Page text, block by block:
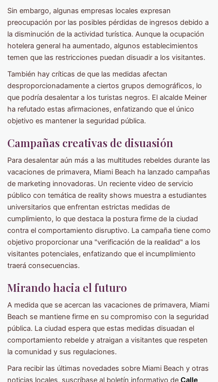
Sin embargo, algunas empresas locales expresan
preocupación por las posibles pérdidas de ingresos debido a
la disminución de la actividad turística. Aunque la ocupación
hotelera general ha aumentado, algunos establecimientos
temen que las restricciones puedan disuadir a los visitantes.
También hay críticas de que las medidas afectan
desproporcionadamente a ciertos grupos demográficos, lo
que podría desalentar a los turistas negros. El alcalde Meiner
ha refutado estas afirmaciones, enfatizando que el único
objetivo es mantener la seguridad pública.
Campañas creativas de disuasión
Para desalentar aún más a las multitudes rebeldes durante las
vacaciones de primavera, Miami Beach ha lanzado campañas
de marketing innovadoras. Un reciente video de servicio
público con temática de reality shows muestra a estudiantes
universitarios que enfrentan estrictas medidas de
cumplimiento, lo que destaca la postura firme de la ciudad
contra el comportamiento disruptivo. La campaña tiene como
objetivo proporcionar una "verificación de la realidad" a los
visitantes potenciales, enfatizando que el incumplimiento
traerá consecuencias.
Mirando hacia el futuro
A medida que se acercan las vacaciones de primavera, Miami
Beach se mantiene firme en su compromiso con la seguridad
pública. La ciudad espera que estas medidas disuadan el
comportamiento rebelde y atraigan a visitantes que respeten
la comunidad y sus regulaciones.
Para recibir las últimas novedades sobre Miami Beach y otras
noticias locales, suscríbase al boletín informativo de Calle